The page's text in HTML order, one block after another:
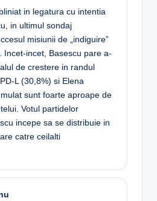
in legatura cu intentia
in ultimul sondaj
misiunii de „indiguire”
Incet-incet, Basescu pare a-
de crestere in randul
L (30,8%) si Elena
sunt foarte aproape de
Votul partidelor
incepe sa se distribuie in
catre ceilalti